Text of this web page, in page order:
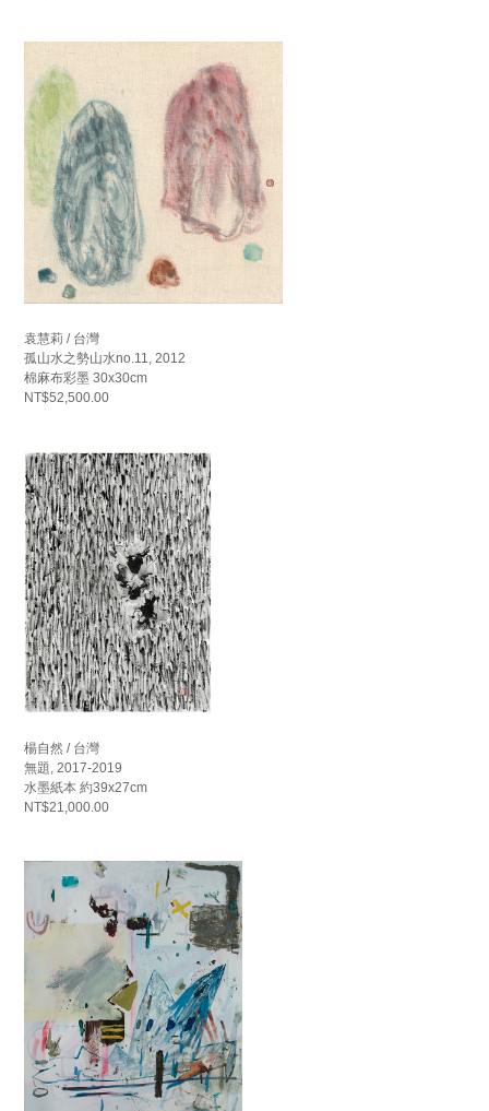
袁慧莉 / 台灣
孤山水之勢山水no.11, 2012
棉麻布彩墨 30x30cm
NT$52,500.00
楊自然 / 台灣
無題, 2017-2019
水墨紙本 約39x27cm
NT$21,000.00